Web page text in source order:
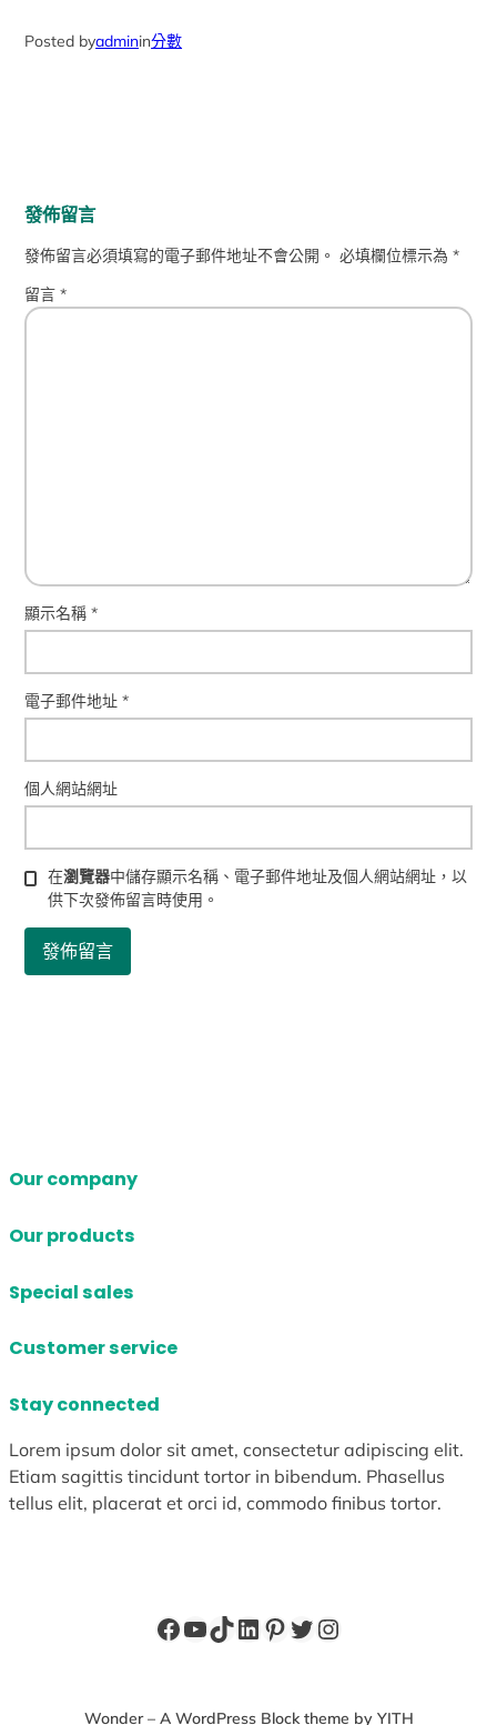
Posted byadminin分數
發佈留言
發佈留言必須填寫的電子郵件地址不會公開。 必填欄位標示為*
留言*
顯示名稱*
電子郵件地址*
個人網站網址
在瀏覽器中儲存顯示名稱、電子郵件地址及個人網站網址，以
供下次發佈留言時使用。
Our company
Our products
Special sales
Customer service
Stay connected
Lorem ipsum dolor sit amet, consectetur adipiscing elit.
Etiam sagittis tincidunt tortor in bibendum. Phasellus
tellus elit, placerat et orci id, commodo finibus tortor.
Facebook
YouTube
TikTok
LinkedIn
Pinterest
X Instagram
Wonder – A WordPress Block theme by YITH